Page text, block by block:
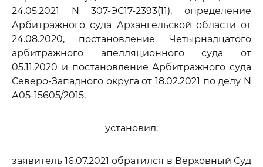
24.05.2021 N 307-ЭС17-2393(11), определение
Арбитражного суда Архангельской области от
24.08.2020, постановление Четырнадцатого
арбитражного апелляционного суда от
05.11.2020 и постановление Арбитражного суда
Северо-Западного округа от 18.02.2021 по делу N
А05-15605/2015,
установил:
заявитель 16.07.2021 обратился в Верховный Суд